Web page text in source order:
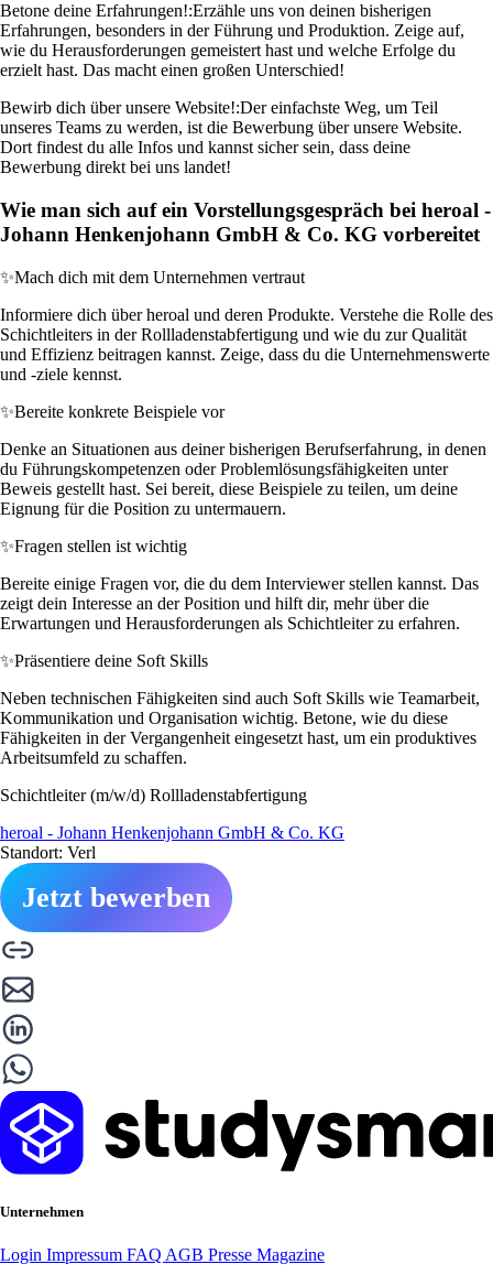
Betone deine Erfahrungen!:Erzähle uns von deinen bisherigen
Erfahrungen, besonders in der Führung und Produktion. Zeige auf,
wie du Herausforderungen gemeistert hast und welche Erfolge du
erzielt hast. Das macht einen großen Unterschied!
Bewirb dich über unsere Website!:Der einfachste Weg, um Teil
unseres Teams zu werden, ist die Bewerbung über unsere Website.
Dort findest du alle Infos und kannst sicher sein, dass deine
Bewerbung direkt bei uns landet!
Wie man sich auf ein Vorstellungsgespräch bei heroal -
Johann Henkenjohann GmbH & Co. KG vorbereitet
✨Mach dich mit dem Unternehmen vertraut
Informiere dich über heroal und deren Produkte. Verstehe die Rolle des
Schichtleiters in der Rollladenstabfertigung und wie du zur Qualität
und Effizienz beitragen kannst. Zeige, dass du die Unternehmenswerte
und -ziele kennst.
✨Bereite konkrete Beispiele vor
Denke an Situationen aus deiner bisherigen Berufserfahrung, in denen
du Führungskompetenzen oder Problemlösungsfähigkeiten unter
Beweis gestellt hast. Sei bereit, diese Beispiele zu teilen, um deine
Eignung für die Position zu untermauern.
✨Fragen stellen ist wichtig
Bereite einige Fragen vor, die du dem Interviewer stellen kannst. Das
zeigt dein Interesse an der Position und hilft dir, mehr über die
Erwartungen und Herausforderungen als Schichtleiter zu erfahren.
✨Präsentiere deine Soft Skills
Neben technischen Fähigkeiten sind auch Soft Skills wie Teamarbeit,
Kommunikation und Organisation wichtig. Betone, wie du diese
Fähigkeiten in der Vergangenheit eingesetzt hast, um ein produktives
Arbeitsumfeld zu schaffen.
Schichtleiter (m/w/d) Rollladenstabfertigung
heroal - Johann Henkenjohann GmbH & Co. KG
Standort: Verl
Jetzt bewerben
Unternehmen
Login Impressum FAQ AGB Presse Magazine